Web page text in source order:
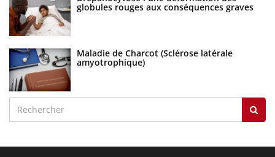
globules rouges aux conséquences graves
Maladie de Charcot (Sclérose latérale
amyotrophique)